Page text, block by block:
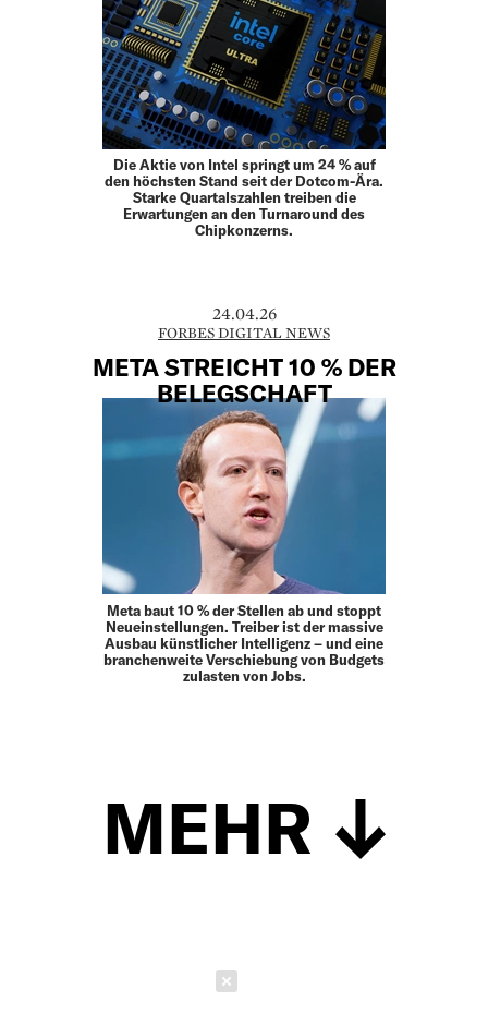
Die Aktie von Intel springt um 24 % auf
den höchsten Stand seit der Dotcom-Ära.
Starke Quartalszahlen treiben die
Erwartungen an den Turnaround des
Chipkonzerns.
24.04.26
FORBES DIGITAL NEWS
META STREICHT 10 % DER
BELEGSCHAFT
Meta baut 10 % der Stellen ab und stoppt
Neueinstellungen. Treiber ist der massive
Ausbau künstlicher Intelligenz – und eine
branchenweite Verschiebung von Budgets
zulasten von Jobs.
MEHR